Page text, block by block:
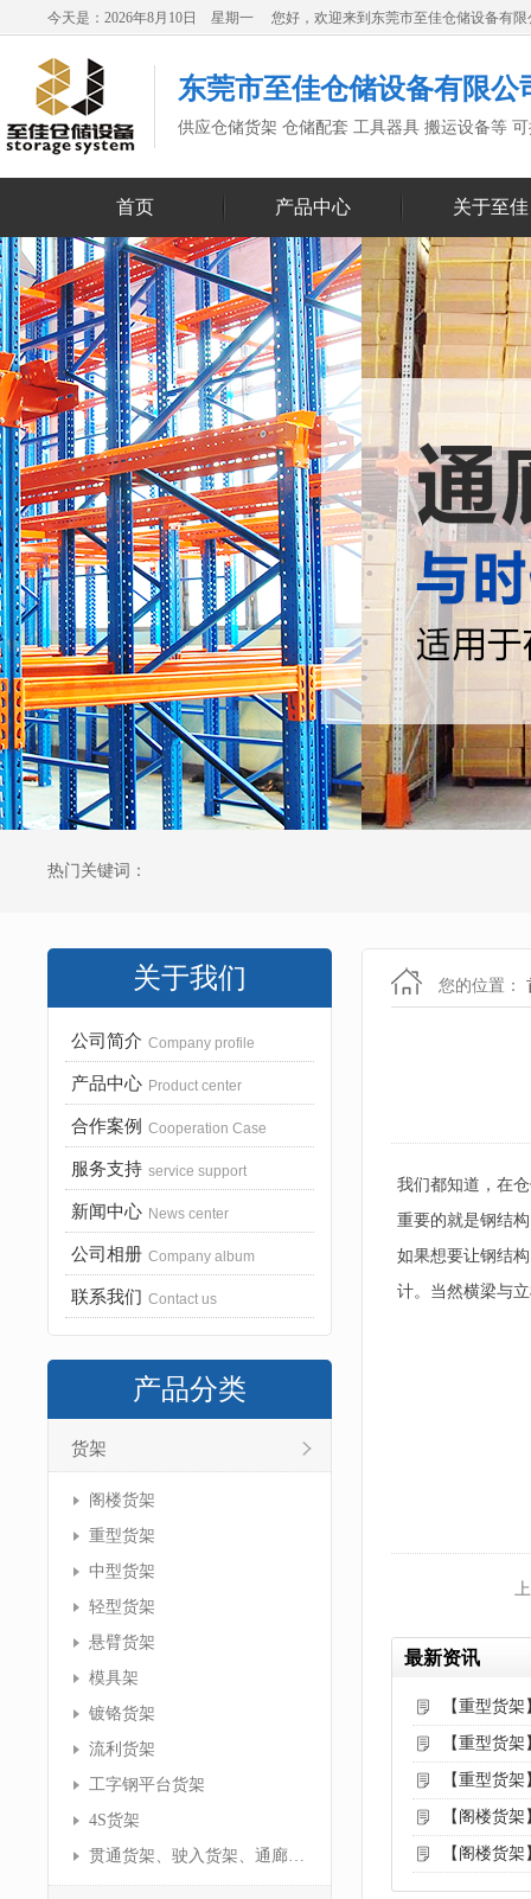
今天是：2026年8月10日 星期一 您好，欢迎来到东莞市至佳仓储设备有限
东莞市至佳仓储设备有限公
供应仓储货架 仓储配套 工具器具 搬运设备等
首页 产品中心 关于至佳
热门关键词：
关于我们
公司简介 Company profile
产品中心 Product center
合作案例 Cooperation Case
服务支持 service support
新闻中心 News center
公司相册 Company album
联系我们 Contact us
产品分类
货架
阁楼货架
重型货架
中型货架
轻型货架
悬臂货架
模具架
镀铬货架
流利货架
工字钢平台货架
4S货架
贯通货架、驶入货架、通廊货架
您的位置：
我们都知道，在
重要的就是钢结
如果想要让钢结
计。当然横梁与
最新资讯
【重型货
【重型货
【重型货
【阁楼货
【阁楼货